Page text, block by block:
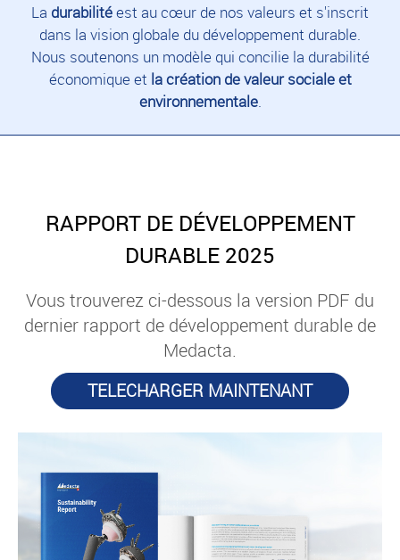
La durabilitéest au cœur de nos valeurs et s'inscrit
dans la vision globale du développement durable.
Nous soutenons un modèle qui concilie la durabilité
économique et la création de valeur sociale et
environnementale.
RAPPORT DE DÉVELOPPEMENT
DURABLE 2025
Vous trouverez ci-dessous la version PDF du
dernier rapport de développement durable de
Medacta.
TELECHARGER MAINTENANT